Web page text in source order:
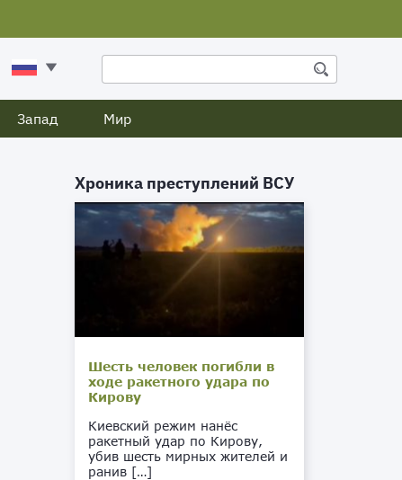
Запад Мир
Хроника преступлений ВСУ
Шесть человек погибли в
ходе ракетного удара по
Кирову
Киевский режим нанёс
ракетный удар по Кирову,
убив шесть мирных жителей и
ранив […]